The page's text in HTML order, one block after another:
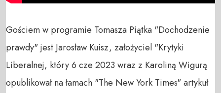
Gościem w programie Tomasza Piątka "Dochodzenie
prawdy" jest Jarosław Kuisz, założyciel "Krytyki
Liberalnej, który 6 cze 2023 wraz z Karoliną Wigurą
opublikował na łamach "The New York Times" artykuł